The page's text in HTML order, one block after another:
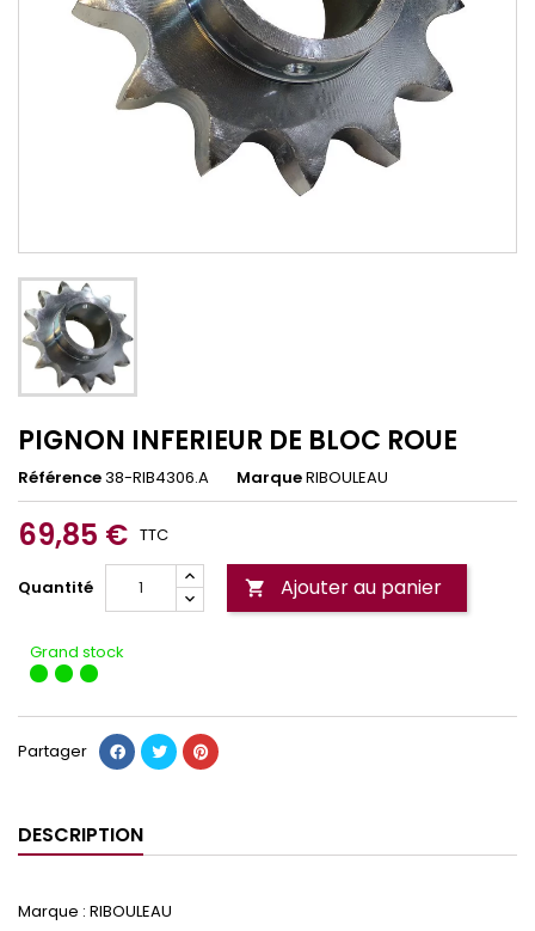
PIGNON INFERIEUR DE BLOC ROUE
Référence38-RIB4306.A MarqueRIBOULEAU
69,85 € TTC
Quantité  Ajouter au panier
Grand stock
Partager
DESCRIPTION
Marque : RIBOULEAU